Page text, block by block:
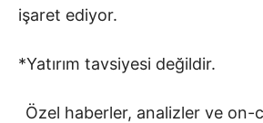
işaret ediyor.
*Yatırım tavsiyesi değildir.
Özel haberler, analizler ve on-